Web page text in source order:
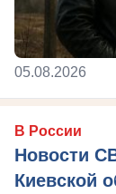
05.08.2026
В России
Новости
Киевской